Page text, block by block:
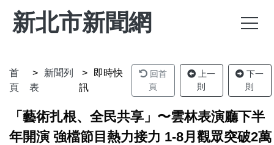
新北市新聞網
首
頁
新聞列
表
即時快
訊
回首
頁
上一
則
下一
則
「藝術扎根、全民共享」〜雲林表演廳下半
年開演 強檔節目熱力接力 1-8月觀眾突破2萬